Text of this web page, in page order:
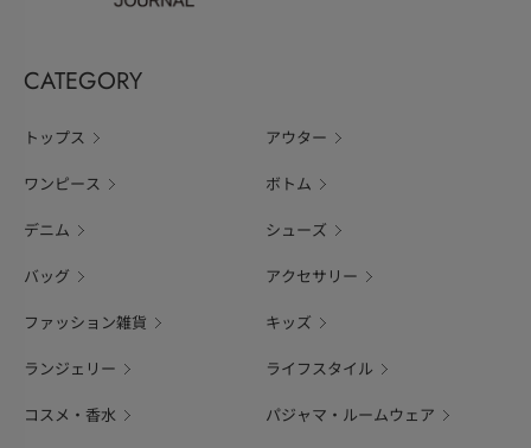
CATEGORY
トップス アウター
ワンピース ボトム
デニム シューズ
バッグ アクセサリー
ファッション雑貨 キッズ
ランジェリー ライフスタイル
コスメ・香水 パジャマ・ルームウェア